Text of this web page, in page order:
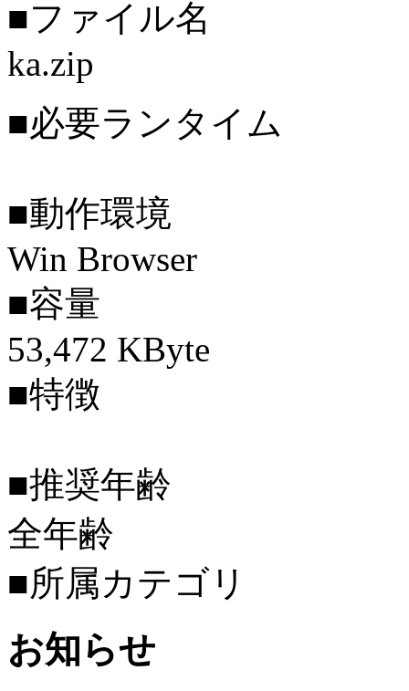
■ファイル名
ka.zip
■必要ランタイム
■動作環境
Win Browser
■容量
53,472 KByte
■特徴
■推奨年齢
全年齢
■所属カテゴリ
お知らせ